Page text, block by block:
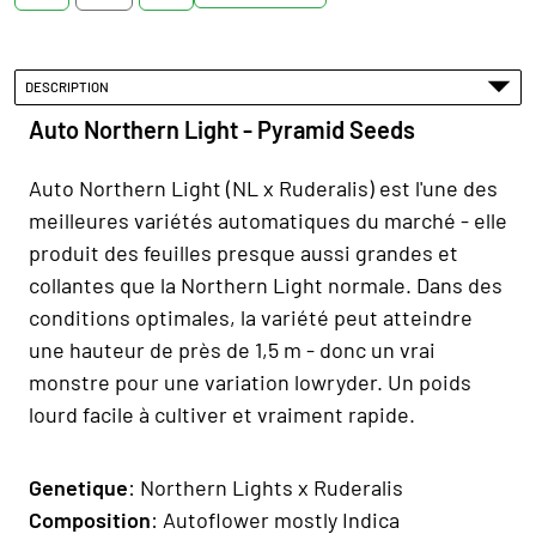
DESCRIPTION
Auto Northern Light - Pyramid Seeds
Auto Northern Light (NL x Ruderalis) est l'une des
meilleures variétés automatiques du marché - elle
produit des feuilles presque aussi grandes et
collantes que la Northern Light normale. Dans des
conditions optimales, la variété peut atteindre
une hauteur de près de 1,5 m - donc un vrai
monstre pour une variation lowryder. Un poids
lourd facile à cultiver et vraiment rapide.
Genetique: Northern Lights x Ruderalis
Composition: Autoflower mostly Indica